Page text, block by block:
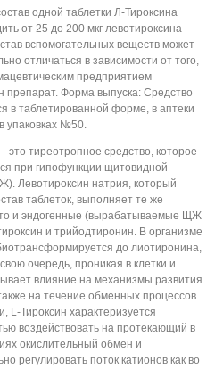
одной таблетки Л-Тироксина
от 25 до 200 мкг левотироксина
вспомогательных веществ может
отличаться в зависимости от того,
предприятием
препарат. Форма выпуска: Средство
в таблетированной форме, в аптеки
упаковках №50.
- это тиреотропное средство, которое
при гипофункции щитовидной
Левотироксин натрия, который
таблеток, выполняет те же
и эндогенные (вырабатываемые ЩЖ
и трийодтиронин. В организме
до лиотиронина,
очередь, проникая в клетки и
влияние на механизмы развития
на течение обменных процессов.
L-Тироксин характеризуется
воздействовать на протекающий в
окислительный обмен и
регулировать поток катионов как во